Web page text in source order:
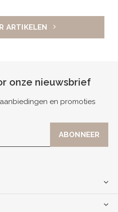
ARTIKELEN
onze nieuwsbrief
en promoties